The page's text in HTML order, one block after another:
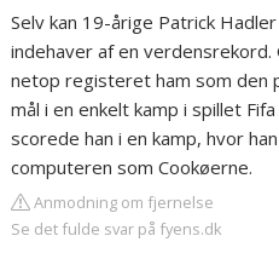
Selv kan 19-årige Patrick
indehaver af en
netop registeret ham som den
mål i en enkelt kamp i spillet
scorede han i en kamp, hvor
computeren som Cookøerne.
Anmodning om fjernelse
Se det fulde svar på fyens.dk